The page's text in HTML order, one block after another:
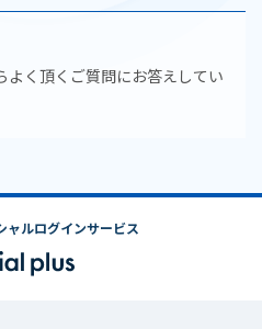
よく頂くご質問にお答えしてい
ャルログインサービス